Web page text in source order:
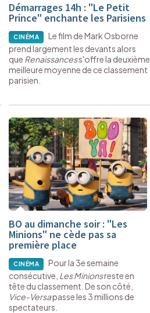
Démarrages 14h : "Le Petit
Prince" enchante les Parisiens
CINÉMA
Le film de Mark Osborne
prend largement les devants alors
que Renaissancess'offre la deuxième
meilleure moyenne de ce classement
parisien.
BO au dimanche soir : "Les
Minions" ne cède pas sa
première place
CINÉMA
Pour la 3e semaine
consécutive, Les Minionsreste en
tête du classement. De son côté,
Vice-Versapasse les 3 millions de
spectateurs.